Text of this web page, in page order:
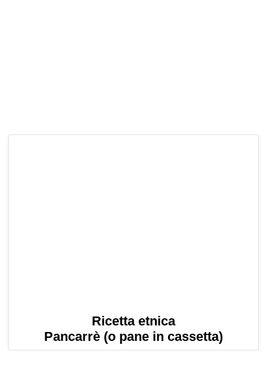
Ricetta etnica
Pancarrè (o pane in cassetta)